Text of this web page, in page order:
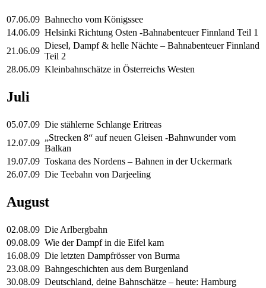
07.06.09 Bahnecho vom Königssee
14.06.09 Helsinki Richtung Osten -Bahnabenteuer Finnland Teil 1
21.06.09
Diesel, Dampf & helle Nächte – Bahnabenteuer Finnland
Teil 2
28.06.09 Kleinbahnschätze in Österreichs Westen
Juli
05.07.09 Die stählerne Schlange Eritreas
12.07.09
„Strecken 8“ auf neuen Gleisen -Bahnwunder vom
Balkan
19.07.09 Toskana des Nordens – Bahnen in der Uckermark
26.07.09 Die Teebahn von Darjeeling
August
02.08.09 Die Arlbergbahn
09.08.09 Wie der Dampf in die Eifel kam
16.08.09 Die letzten Dampfrösser von Burma
23.08.09 Bahngeschichten aus dem Burgenland
30.08.09 Deutschland, deine Bahnschätze – heute: Hamburg